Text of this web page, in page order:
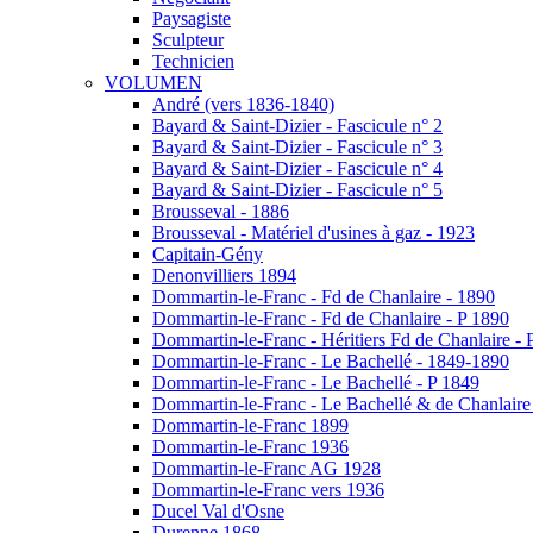
Paysagiste
Sculpteur
Technicien
VOLUMEN
André (vers 1836-1840)
Bayard & Saint-Dizier - Fascicule n° 2
Bayard & Saint-Dizier - Fascicule n° 3
Bayard & Saint-Dizier - Fascicule n° 4
Bayard & Saint-Dizier - Fascicule n° 5
Brousseval - 1886
Brousseval - Matériel d'usines à gaz - 1923
Capitain-Gény
Denonvilliers 1894
Dommartin-le-Franc - Fd de Chanlaire - 1890
Dommartin-le-Franc - Fd de Chanlaire - P 1890
Dommartin-le-Franc - Héritiers Fd de Chanlaire -
Dommartin-le-Franc - Le Bachellé - 1849-1890
Dommartin-le-Franc - Le Bachellé - P 1849
Dommartin-le-Franc - Le Bachellé & de
Dommartin-le-Franc 1899
Dommartin-le-Franc 1936
Dommartin-le-Franc AG 1928
Dommartin-le-Franc vers 1936
Ducel Val d'Osne